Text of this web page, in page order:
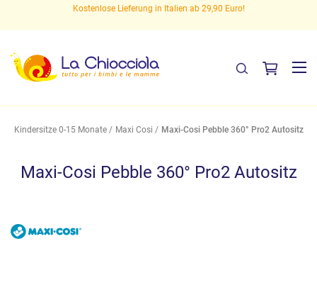
Kostenlose Lieferung in Italien ab 29,90 Euro!
Kindersitze 0-15 Monate Maxi Cosi Maxi-Cosi Pebble 360° Pro2 Autositz
Maxi-Cosi Pebble 360° Pro2 Autositz